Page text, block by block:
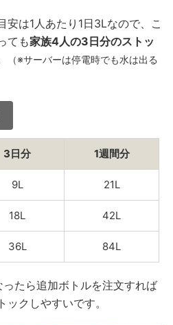
安は1人あたり1日3Lなので、こ
ても家族4人の3日分のストッ
（※サーバーは停電時でも水は出る
3日分 1週間分
9L 21L
18L 42L
36L 84L
たら追加ボトルを注文すれば
クしやすいです。